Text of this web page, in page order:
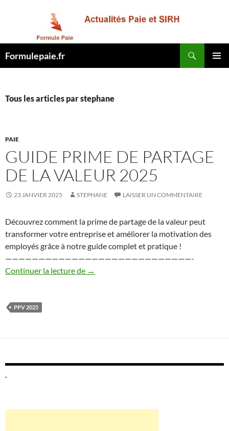
Formulepaie.fr
Tous les articles par stephane
PAIE
GUIDE PRIME DE PARTAGE
DE LA VALEUR 2025
23 JANVIER 2025 STEPHANE LAISSER UN COMMENTAIRE
Découvrez comment la prime de partage de la valeur peut
transformer votre entreprise et améliorer la motivation des
employés grâce à notre guide complet et pratique !
————————————————————————————-
Continuer la lecture de Guide Prime de Partage de la Valeur
→
PPV 2025
.